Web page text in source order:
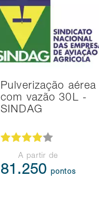
Pulverização aérea
com vazão 30L -
SINDAG
A partir de
81.250pontos